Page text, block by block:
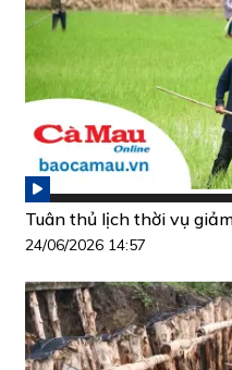
Tuân thủ lịch thời vụ
24/06/2026 14:57